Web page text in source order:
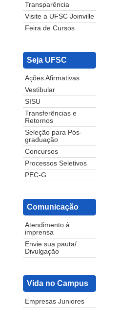
Transparência
Visite a UFSC Joinville
Feira de Cursos
Seja UFSC
Ações Afirmativas
Vestibular
SISU
Transferências e
Retornos
Seleção para Pós-
graduação
Concursos
Processos Seletivos
PEC-G
Comunicação
Atendimento à
imprensa
Envie sua pauta/
Divulgação
Vida no Campus
Empresas Juniores